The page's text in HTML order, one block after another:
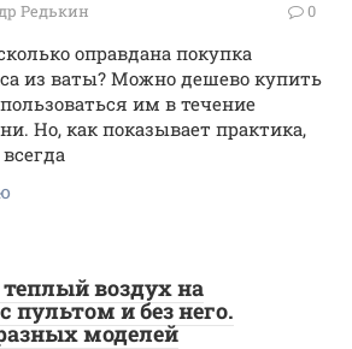
Редькин 0
оправдана покупка
из ваты? Можно дешево купить
им в течение
Но, как показывает практика,
воздух на
пультом и без него.
моделей